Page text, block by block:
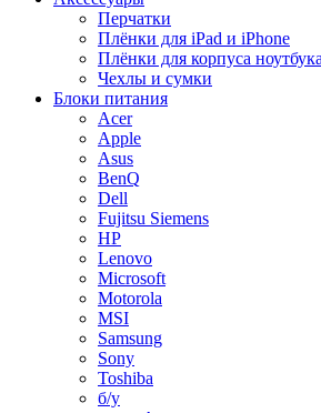
Перчатки
Плёнки для iPad и iPhone
Плёнки для корпуса ноутбука
Чехлы и сумки
Блоки питания
Acer
Apple
Asus
BenQ
Dell
Fujitsu Siemens
HP
Lenovo
Microsoft
Motorola
MSI
Samsung
Sony
Toshiba
б/у